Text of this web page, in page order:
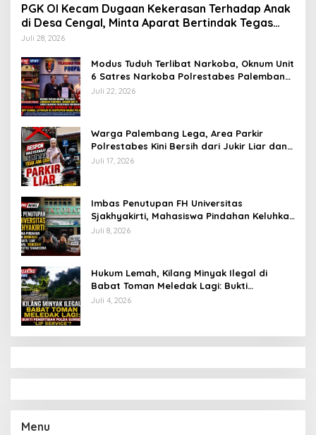
PGK OI Kecam Dugaan Kekerasan Terhadap Anak
di Desa Cengal, Minta Aparat Bertindak Tegas
Jika Terbukti
Juli 28, 2026
Modus Tuduh Terlibat Narkoba, Oknum Unit
6 Satres Narkoba Polrestabes Palembang
Diduga Peras Istri Korban Rp40 Juta, GPP
Juli 22, 2026
Warga Palembang Lega, Area Parkir
Polrestabes Kini Bersih dari Jukir Liar dan
Gratis
Juli 17, 2026
Imbas Penutupan FH Universitas
Sjakhyakirti, Mahasiswa Pindahan Keluhkan
Birokrasi Ruwet di Universitas Tamansiswa
Juli 8, 2026
Hukum Lemah, Kilang Minyak Ilegal di
Babat Toman Meledak Lagi: Bukti
Penertiban Polda Sumsel Hanya ‘Lip
Juli 4, 2026
Menu